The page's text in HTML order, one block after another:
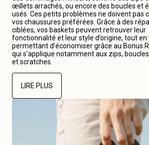
œillets arrachés, ou encore des boucles et
usés. Ces petits problèmes ne doivent pas
vos chaussures préférées. Grâce à des
ciblées, vos baskets peuvent retrouver leur
fonctionnalité et leur style d’origine, tout en
permettant d’économiser grâce au Bonus
qui s’applique notamment aux zips,
et scratches.
LIRE PLUS